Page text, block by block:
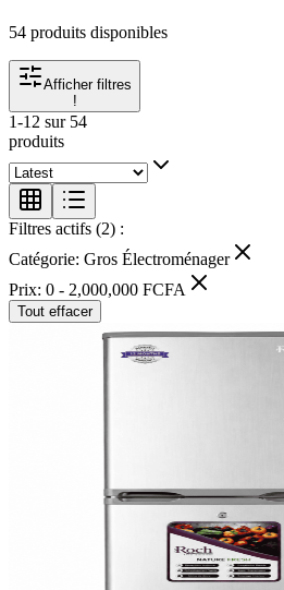
54 produits disponibles
Afficher filtres
!
1-12 sur 54
produits
Filtres actifs (2) :
Catégorie: Gros Électroménager
Prix: 0 - 2,000,000 FCFA
Tout effacer